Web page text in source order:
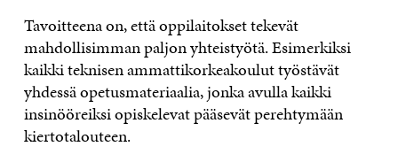
Tavoitteena on, että oppilaitokset tekevät
mahdollisimman paljon yhteistyötä. Esimerkiksi
kaikki teknisen ammattikorkeakoulut työstävät
yhdessä opetusmateriaalia, jonka avulla kaikki
insinööreiksi opiskelevat pääsevät perehtymään
kiertotalouteen.